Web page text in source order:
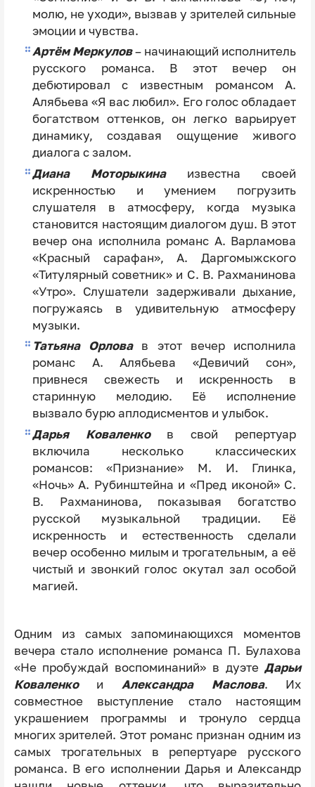
молю, не уходи», вызвав у зрителей сильные
эмоции и чувства.
Артём Меркулов– начинающий исполнитель
русского романса. В этот вечер он
дебютировал с известным романсом А.
Алябьева «Я вас любил». Его голос обладает
богатством оттенков, он легко варьирует
динамику, создавая ощущение живого
диалога с залом.
Диана Моторыкинаизвестна своей
искренностью и умением погрузить
слушателя в атмосферу, когда музыка
становится настоящим диалогом душ. В этот
вечер она исполнила романс А. Варламова
«Красный сарафан», А. Даргомыжского
«Титулярный советник» и С. В. Рахманинова
«Утро». Слушатели задерживали дыхание,
погружаясь в удивительную атмосферу
музыки.
Татьяна Орловав этот вечер исполнила
романс А. Алябьева «Девичий сон»,
привнеся свежесть и искренность в
старинную мелодию. Её исполнение
вызвало бурю аплодисментов и улыбок.
Дарья Коваленков свой репертуар
включила несколько классических
романсов: «Признание» М. И. Глинка,
«Ночь» А. Рубинштейна и «Пред иконой» С.
В. Рахманинова, показывая богатство
русской музыкальной традиции. Её
искренность и естественность сделали
вечер особенно милым и трогательным, а её
чистый и звонкий голос окутал зал особой
магией.
Одним из самых запоминающихся моментов
вечера стало исполнение романса П. Булахова
«Не пробуждай воспоминаний» в дуэтеДарьи
Коваленкои Александра Маслова. Их
совместное выступление стало настоящим
украшением программы и тронуло сердца
многих зрителей. Этот романс признан одним из
самых трогательных в репертуаре русского
романса. В его исполнении Дарья и Александр